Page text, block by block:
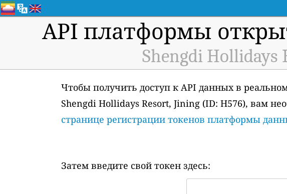
API платформы
Shengdi Hollidays
Чтобы получить доступ к API данных в
Shengdi Hollidays Resort, Jining (ID: H576), вам
странице регистрации токенов платформы
Затем введите свой токен здесь: